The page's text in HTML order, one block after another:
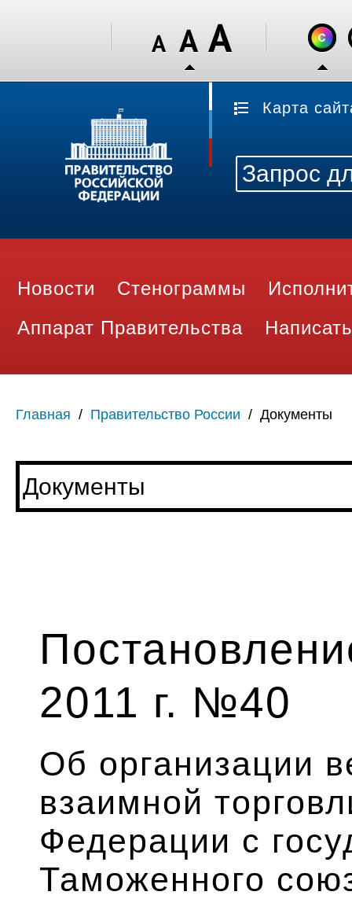
Карта
Новости Стенограммы
Аппарат Правительства
Главная / Правительство России / Документы
2011 г. №40
Об организации
взаимной
Федерации с
Таможенного